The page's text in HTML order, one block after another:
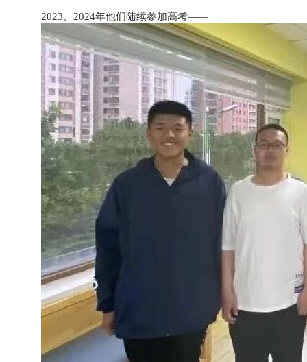
2023、2024年他们陆续参加高考——